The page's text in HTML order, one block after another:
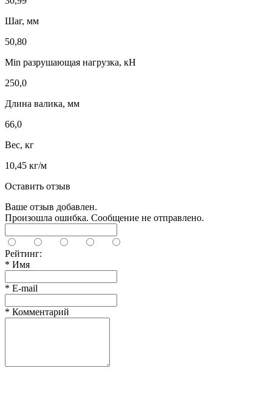
Шаг, мм
50,80
Min разрушающая нагрузка, кН
250,0
Длина валика, мм
66,0
Вес, кг
10,45 кг/м
Оставить отзыв
Ваше отзыв добавлен.
Произошла ошибка. Сообщение не отправлено.
Рейтинг:
* Имя
* E-mail
* Комментарий